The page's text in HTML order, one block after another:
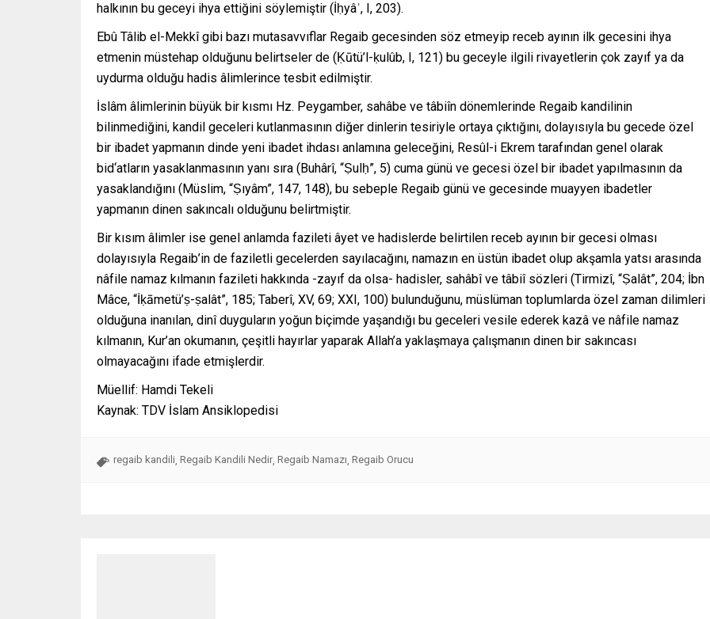
halkının bu geceyi ihya ettiğini söylemiştir (İḥyâʾ, I, 203).
Ebû Tâlib el-Mekkî gibi bazı mutasavvıflar Regaib gecesinden söz etmeyip receb ayının ilk gecesini ihya
etmenin müstehap olduğunu belirtseler de (Ḳūtü’l-ḳulûb, I, 121) bu geceyle ilgili rivayetlerin çok zayıf ya da
uydurma olduğu hadis âlimlerince tesbit edilmiştir.
İslâm âlimlerinin büyük bir kısmı Hz. Peygamber, sahâbe ve tâbiîn dönemlerinde Regaib kandilinin
bilinmediğini, kandil geceleri kutlanmasının diğer dinlerin tesiriyle ortaya çıktığını, dolayısıyla bu gecede özel
bir ibadet yapmanın dinde yeni ibadet ihdası anlamına geleceğini, Resûl-i Ekrem tarafından genel olarak
bid‘atların yasaklanmasının yanı sıra (Buhârî, “Ṣulḥ”, 5) cuma günü ve gecesi özel bir ibadet yapılmasının da
yasaklandığını (Müslim, “Ṣıyâm”, 147, 148), bu sebeple Regaib günü ve gecesinde muayyen ibadetler
yapmanın dinen sakıncalı olduğunu belirtmiştir.
Bir kısım âlimler ise genel anlamda fazileti âyet ve hadislerde belirtilen receb ayının bir gecesi olması
dolayısıyla Regaib’in de faziletli gecelerden sayılacağını, namazın en üstün ibadet olup akşamla yatsı arasında
nâfile namaz kılmanın fazileti hakkında -zayıf da olsa- hadisler, sahâbî ve tâbiî sözleri (Tirmizî, “Ṣalât”, 204; İbn
Mâce, “İḳāmetü’ṣ-ṣalât”, 185; Taberî, XV, 69; XXI, 100) bulunduğunu, müslüman toplumlarda özel zaman dilimleri
olduğuna inanılan, dinî duyguların yoğun biçimde yaşandığı bu geceleri vesile ederek kazâ ve nâfile namaz
kılmanın, Kur’an okumanın, çeşitli hayırlar yaparak Allah’a yaklaşmaya çalışmanın dinen bir sakıncası
olmayacağını ifade etmişlerdir.
Müellif: Hamdi Tekeli
Kaynak: TDV İslam Ansiklopedisi
regaib kandili, Regaib Kandili Nedir, Regaib Namazı, Regaib Orucu